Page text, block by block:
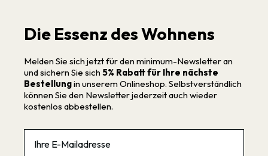
Die Essenz des Wohnens
Melden Sie sich jetzt für den minimum-Newsletter an
und sichern Sie sich 5% Rabatt für Ihre nächste
Bestellungin unserem Onlineshop. Selbstverständlich
können Sie den Newsletter jederzeit auch wieder
kostenlos abbestellen.